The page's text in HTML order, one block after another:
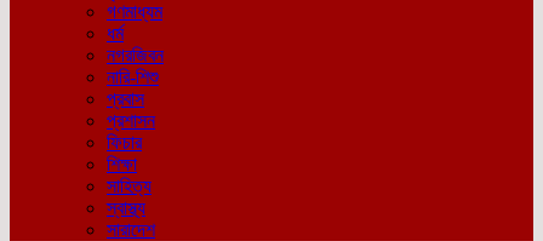
গণমাধ্যম
ধর্ম
নগরজিবন
নারি-শিশু
প্রবাস
প্রশাসন
ফিচার
শিক্ষা
সাহিত্য
স্বাস্থ্য
সারাদেশ